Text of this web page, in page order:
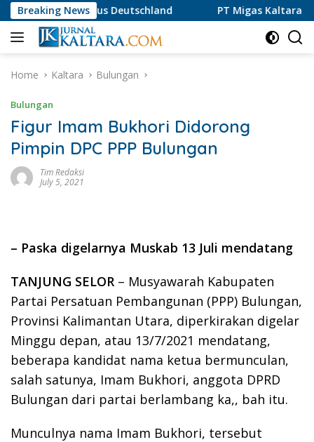
Skip
to
content
Breaking News
Deutschland PT Migas Kaltara Jaya Luruskan
Home Kaltara Bulungan
Bulungan
Figur Imam Bukhori Didorong
Pimpin DPC PPP Bulungan
Tim Redaksi
July 5, 2021
– Paska digelarnya Muskab 13 Juli mendatang
TANJUNG SELOR – Musyawarah Kabupaten
Partai Persatuan Pembangunan (PPP) Bulungan,
Provinsi Kalimantan Utara, diperkirakan digelar
Minggu depan, atau 13/7/2021 mendatang,
beberapa kandidat nama ketua bermunculan,
salah satunya, Imam Bukhori, anggota DPRD
Bulungan dari partai berlambang ka,, bah itu.
Munculnya nama Imam Bukhori, tersebut